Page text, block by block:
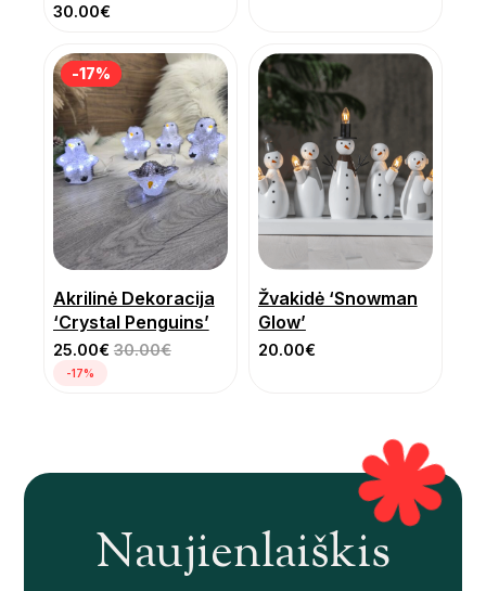
30.00€
Akrilinė Dekoracija
‘Crystal Penguins’
25.00€ 30.00€
-17%
-17%
-17%
Žvakidė ‘Snowman
Glow’
20.00€
Naujienlaiškis